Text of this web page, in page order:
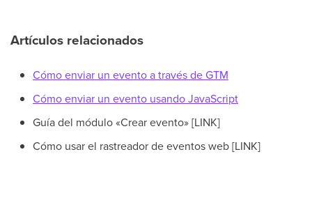
Artículos relacionados
Cómo enviar un evento a través de GTM
Cómo enviar un evento usando JavaScript
Guía del módulo «Crear evento» [LINK]
Cómo usar el rastreador de eventos web [LINK]